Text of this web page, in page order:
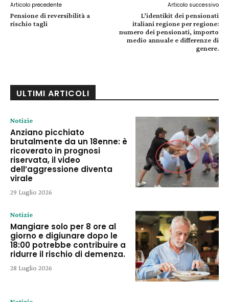
Articolo precedente
Pensione di reversibilità a
rischio tagli
Articolo successivo
L’identikit dei pensionati
italiani regione per regione:
numero dei pensionati, importo
medio annuale e differenze di
genere.
ULTIMI ARTICOLI
Notizie
Anziano picchiato
brutalmente da un 18enne: è
ricoverato in prognosi
riservata, il video
dell’aggressione diventa
virale
29 Luglio 2026
Notizie
Mangiare solo per 8 ore al
giorno e digiunare dopo le
18:00 potrebbe contribuire a
ridurre il rischio di demenza.
28 Luglio 2026